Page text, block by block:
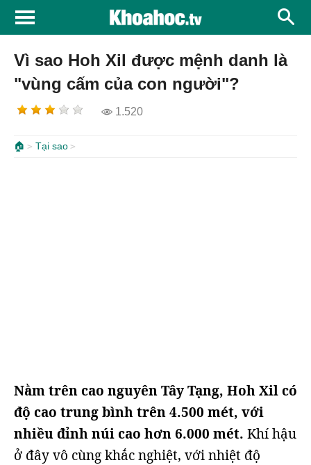
Vì sao Hoh Xil được mệnh danh là
"vùng cấm của con người"?
1.520
🏠 Tại sao
Nằm trên cao nguyên Tây Tạng, Hoh Xil có
độ cao trung bình trên 4.500 mét, với
nhiều đỉnh núi cao hơn 6.000 mét. Khí hậu
ở đây vô cùng khắc nghiệt, với nhiệt độ